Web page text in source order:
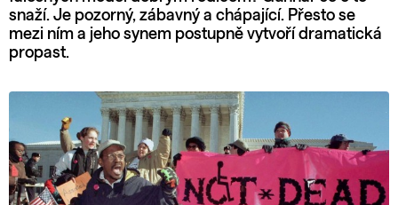
snaží. Je pozorný, zábavný a chápající. Přesto se
mezi ním a jeho synem postupně vytvoří dramatická
propast.